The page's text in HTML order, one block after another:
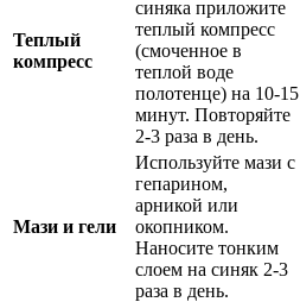
Теплый
компресс
синяка приложите
теплый компресс
(смоченное в
теплой воде
полотенце) на 10-15
минут. Повторяйте
2-3 раза в день.
Мази и гели
Используйте мази с
гепарином,
арникой или
окопником.
Наносите тонким
слоем на синяк 2-3
раза в день.